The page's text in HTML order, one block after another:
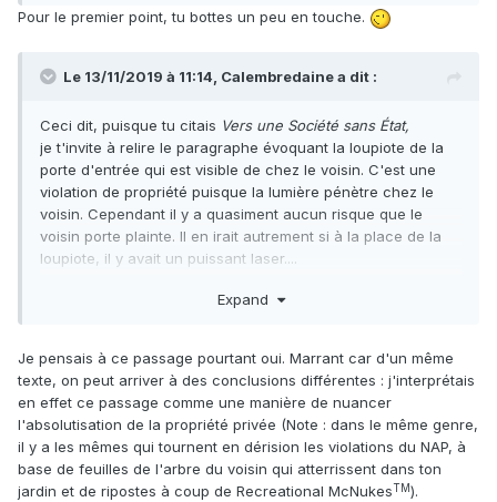
Pour le premier point, tu bottes un peu en touche.
Le 13/11/2019 à 11:14, Calembredainea dit :
Ceci dit, puisque tu citais Vers une Société sans État,
je t'invite à relire le paragraphe évoquant la loupiote de la
porte d'entrée qui est visible de chez le voisin. C'est une
violation de propriété puisque la lumière pénètre chez le
voisin. Cependant il y a quasiment aucun risque que le
voisin porte plainte. Il en irait autrement si à la place de la
loupiote, il y avait un puissant laser....
défonce ta porte pour sauver quelqu'un, tu ne vas pas
via l'assurance du héros qui attaquera ce dernier.
Expand
Je pensais à ce passage pourtant oui. Marrant car d'un même
texte, on peut arriver à des conclusions différentes : j'interprétais
en effet ce passage comme une manière de nuancer
l'absolutisation de la propriété privée (Note : dans le même genre,
il y a les mêmes qui tournent en dérision les violations du NAP, à
base de feuilles de l'arbre du voisin qui atterrissent dans ton
jardin et de ripostes à coup de Recreational McNukesTM).